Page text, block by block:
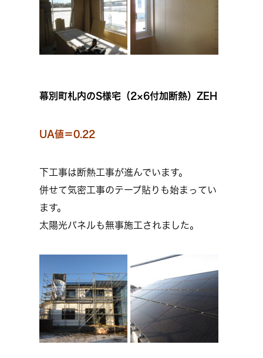
幕別町札内のS様宅（2×6付加断熱）ZEH
UA値＝0.22
下工事は断熱工事が進んでいます。
併せて気密工事のテープ貼りも始まってい
ます。
太陽光パネルも無事施工されました。